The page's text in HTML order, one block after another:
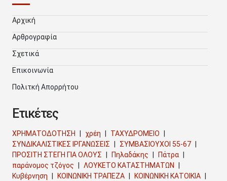
Αρχική
Αρθρογραφία
Σχετικά
Επικοινωνία
Πολιτκή Απορρήτου
Ετικέτες
ΧΡΗΜΑΤΟΔΟΤΗΣΗ χρέη
ΤΑΧΥΔΡΟΜΕΙΟ
ΣΥΝΔΙΚΑΛΙΣΤΙΚΕΣ ΙΡΓΑΝΩΣΕΙΣ
ΣΥΜΒΑΣΙΟΥΧΟΙ 55-67
ΠΡΟΣΙΤΗ ΣΤΕΓΗ ΓΙΑ ΟΛΟΥΣ
Πηλαδάκης
Πάτρα
παράνομος τζόγος
ΛΟΥΚΕΤΟ ΚΑΤΑΣΤΗΜΑΤΩΝ
Κυβέρνηση
ΚΟΙΝΩΝΙΚΗ ΤΡΑΠΕΖΑ
ΚΟΙΝΩΝΙΚΗ ΚΑΤΟΙΚΙΑ